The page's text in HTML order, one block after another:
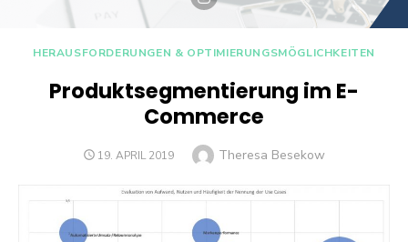
HERAUSFORDERUNGEN & OPTIMIERUNGSMÖGLICHKEITEN
Produktsegmentierung im E-
Commerce
POSTED
19. APRIL 2019 Author
Theresa Besekow